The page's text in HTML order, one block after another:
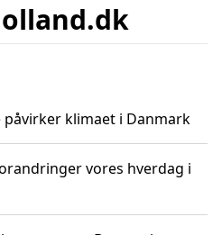
klimaet i Danmark
vores hverdag i